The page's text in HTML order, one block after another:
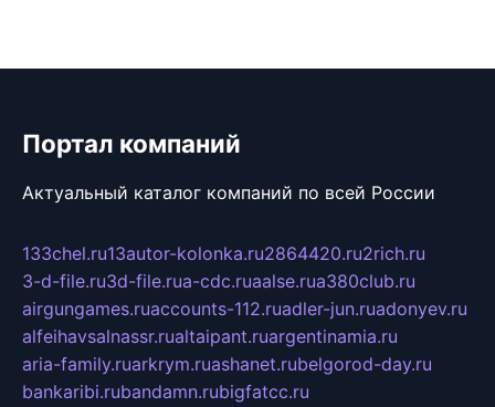
Портал компаний
Актуальный каталог компаний по всей России
133chel.ru13autor-kolonka.ru2864420.ru2rich.ru
3-d-file.ru3d-file.rua-cdc.ruaalse.rua380club.ru
airgungames.ruaccounts-112.ruadler-jun.ruadonyev.ru
alfeihavsalnassr.rualtaipant.ruargentinamia.ru
aria-family.ruarkrym.ruashanet.rubelgorod-day.ru
bankaribi.rubandamn.rubigfatcc.ru